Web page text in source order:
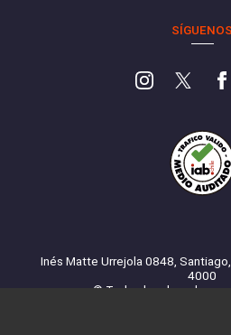
SÍGUENOS
Inés Matte Urrejola 0848,
4000
© Todos los derechos